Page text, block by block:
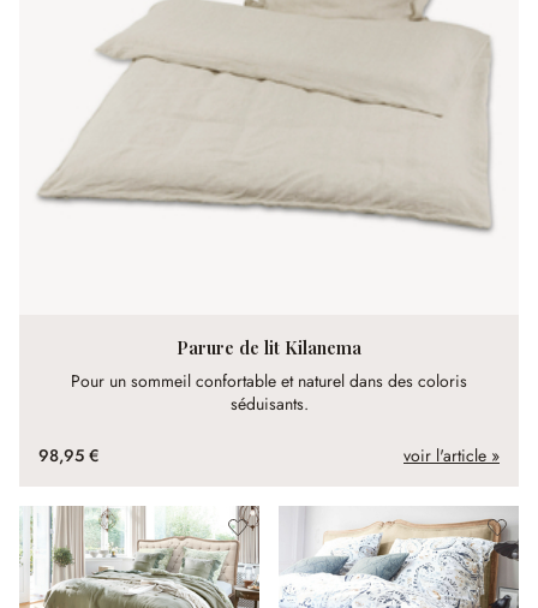
Parure de lit Kilanema
Pour un sommeil confortable et naturel dans des coloris
séduisants.
98,95 € voir l'article »